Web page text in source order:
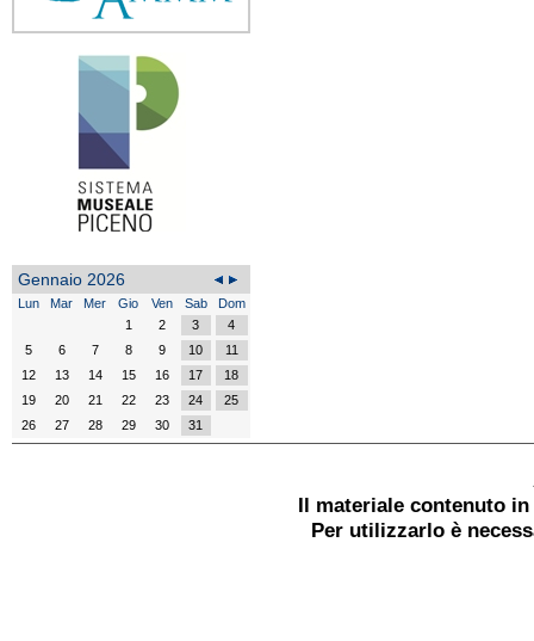
Gennaio 2026
Lun Mar Mer Gio Ven Sab
Dom
1
2 3
4
5
6 7 8 9 10
11
12
13 14 15 16 17
18
19
20 21 22 23 24
25
26
27 28 29 30 31
Il materiale contenuto
Per utilizzarlo è